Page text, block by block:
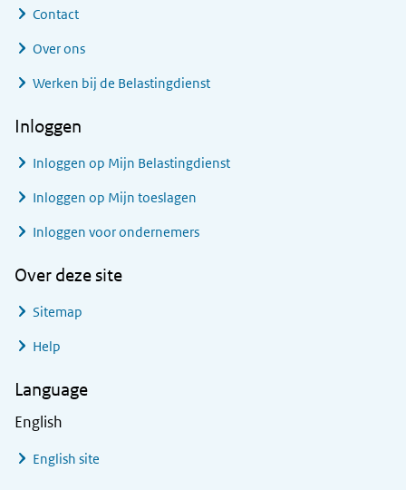
Contact
Over ons
Werken bij de Belastingdienst
Inloggen
Inloggen op Mijn Belastingdienst
Inloggen op Mijn toeslagen
Inloggen voor ondernemers
Over deze site
Sitemap
Help
Language
English
English site